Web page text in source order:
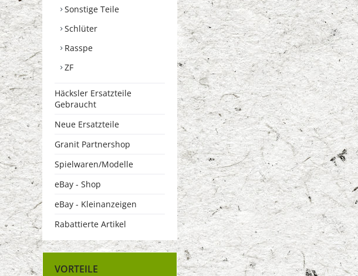
Sonstige Teile
Schlüter
Rasspe
ZF
Häcksler Ersatzteile
Gebraucht
Neue Ersatzteile
Granit Partnershop
Spielwaren/Modelle
eBay - Shop
eBay - Kleinanzeigen
Rabattierte Artikel
VORTEILE